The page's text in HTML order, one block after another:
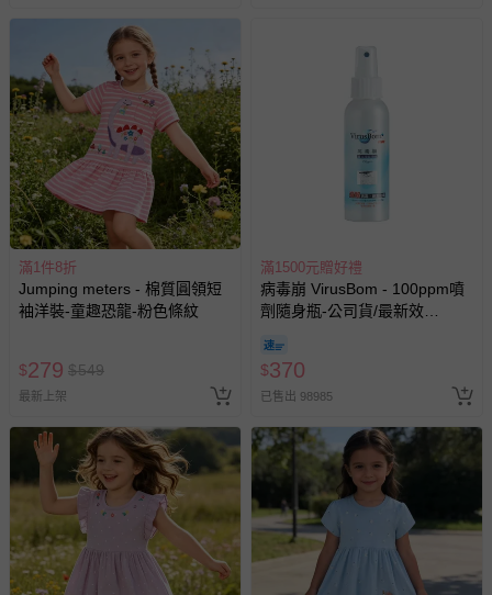
滿1件8折
Jumping meters - 棉質圓領短
袖洋裝-童趣恐龍-粉色條紋
$279 $549
最新上架
滿1500元贈好禮
病毒崩 VirusBom - 100ppm噴
劑隨身瓶-公司貨/最新效
$370
已售出 98985